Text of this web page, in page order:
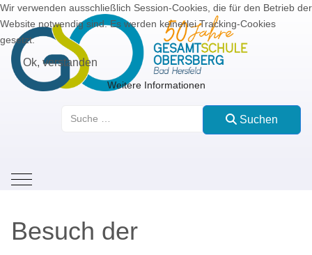
Suchen
Mobile Menu Toggle
Besuch der
Wir verwenden ausschließlich Session-Cookies, die für den Betrieb der
Website notwendig sind. Es werden keinerlei Tracking-Cookies
gesetzt.
Ok, verstanden
Weitere Informationen